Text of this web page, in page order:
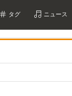
タグ ニュース